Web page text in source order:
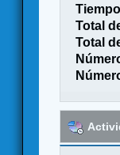
Total
Total